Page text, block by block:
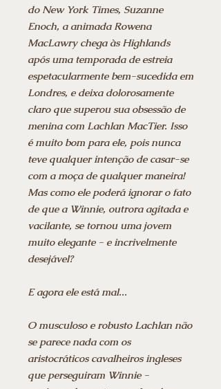
do New York Times, Suzanne
Enoch, a animada Rowena
MacLawry chega às Highlands
após uma temporada de estreia
espetacularmente bem-sucedida em
Londres, e deixa dolorosamente
claro que superou sua obsessão de
menina com Lachlan MacTier. Isso
é muito bom para ele, pois nunca
teve qualquer intenção de casar-se
com a moça de qualquer maneira!
Mas como ele poderá ignorar o fato
de que a Winnie, outrora agitada e
vacilante, se tornou uma jovem
muito elegante - e incrivelmente
desejável?
E agora ele está mal...
O musculoso e robusto Lachlan não
se parece nada com os
aristocráticos cavalheiros ingleses
que perseguiram Winnie -